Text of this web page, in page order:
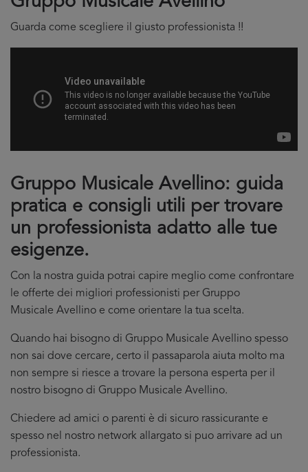
Guarda come scegliere il giusto professionista !!
Gruppo Musicale Avellino: guida
pratica e consigli utili per trovare
un professionista adatto alle tue
esigenze.
Con la nostra guida potrai capire meglio come confrontare
le offerte dei migliori professionisti per Gruppo
Musicale Avellino e come orientare la tua scelta.
Quando hai bisogno di Gruppo Musicale Avellino spesso
non sai dove cercare, certo il passaparola aiuta molto ma
non sempre si riesce a trovare la persona esperta per il
nostro bisogno di Gruppo Musicale Avellino.
Chiedere ad amici o parenti è di sicuro rassicurante e
spesso nel nostro network allargato si puo arrivare ad un
professionista.